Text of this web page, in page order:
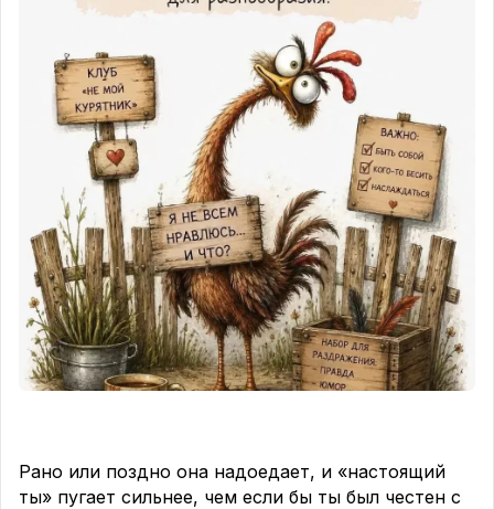
Рано или поздно она надоедает, и «настоящий
ты» пугает сильнее, чем если бы ты был честен с